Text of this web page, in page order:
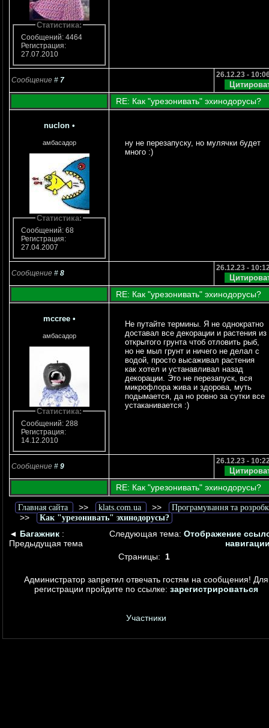
Статистика:
Сообщений: 4464
Регистрация:
27.07.2010
Сообщение# 7
26.12.23 -
RE: Как "урезонивать" эхинодорусы?
nuclon •
амбасадор
Статистика:
Сообщений: 68
Регистрация:
27.04.2007
ну не перезапуску, но мулячки будет
много :)
Сообщение#8
26.12.23 -
RE: Как "урезонивать" эхинодорусы?
mccree •
амбасадор
Статистика:
Сообщений: 288
Регистрация:
14.12.2010
Не путайте термины. Я не однократно
доставал все декорации и растения из
открытого грунта чтоб отловить рыб,
но не мыл грунт и ничего не делал с
водой, просто высаживал растения
как хотел и устанавливал назад
декорации. Это не перезапуск, вся
микрофлора жива и здорова, муть
подымается, да но ровно за сутки все
устаканивается :)
Сообщение#9
26.12.23 -
RE: Как "урезонивать" эхинодорусы?
Главная сайта >> klats.com.ua >> Програмування та
>> Как "урезонивать" эхинодорусы?
◄ Багажник :
Предыдущая тема
Следующая тема:Отображение
Страницы: 1
Администратор запретил отвечать гостям на сообщения! Для
регистрации пройдите по ссылке:зарегистрироваться
Участники